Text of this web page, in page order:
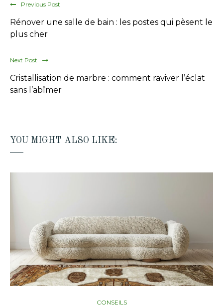
Previous Post
Rénover une salle de bain : les postes qui pèsent le
plus cher
Next Post
Cristallisation de marbre : comment raviver l’éclat
sans l’abîmer
YOU MIGHT ALSO LIKE:
CONSEILS